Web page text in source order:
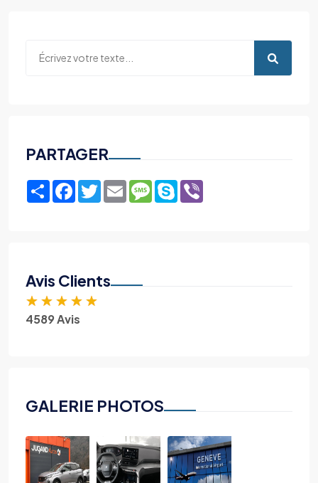
PARTAGER
ShareFacebook
TwitterEmailMessage
Skype
Avis Clients
★ ★ ★ ★ ★
4589 Avis
GALERIE PHOTOS